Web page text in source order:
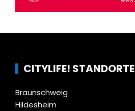
CITYLIFE! STANDORTE
Braunschweig
Hildesheim